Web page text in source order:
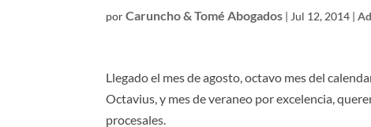
porCaruncho & Tomé Abogados | Jul 12, 2014 |
Llegado el mes de agosto, octavo mes del
Octavius, y mes de veraneo por excelencia,
procesales.